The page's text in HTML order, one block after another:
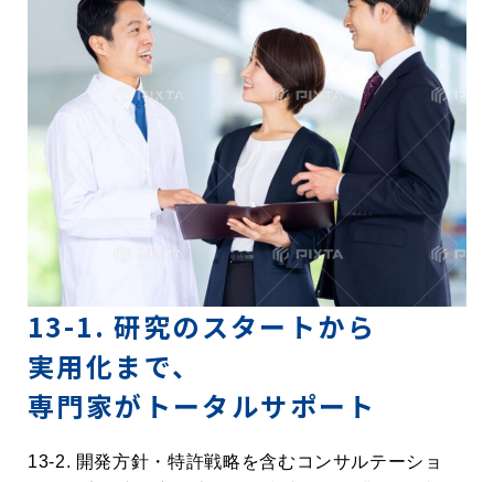
13-1. 研究のスタートから
実用化まで、
専門家がトータルサポート
13-2. 開発方針・特許戦略を含むコンサルテーショ